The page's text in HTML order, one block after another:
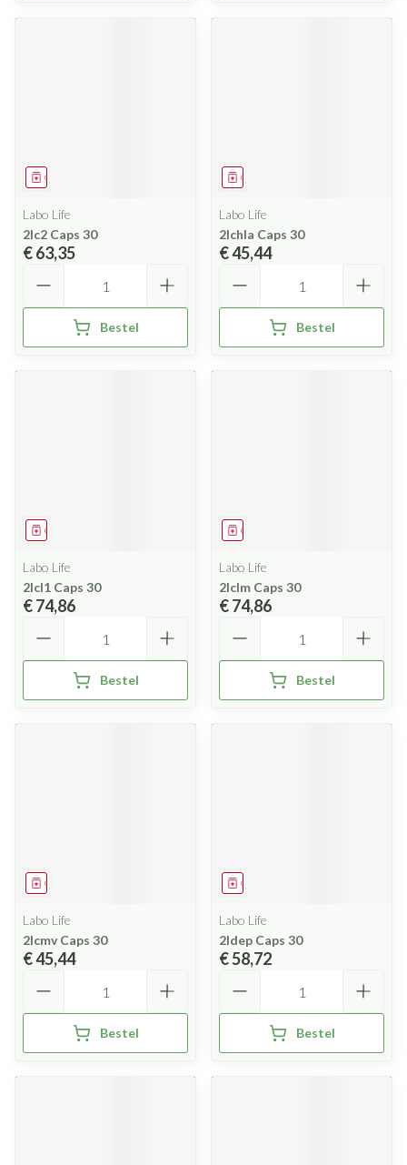
Geneesmiddel
Labo Life
2lc2 Caps 30
€ 63,35
Bestel
Geneesmiddel
Labo Life
2lchla Caps 30
€ 45,44
Bestel
Geneesmiddel
Labo Life
2lcl1 Caps 30
€ 74,86
Bestel
Geneesmiddel
Labo Life
2lclm Caps 30
€ 74,86
Bestel
Geneesmiddel
Labo Life
2lcmv Caps 30
€ 45,44
Bestel
Geneesmiddel
Labo Life
2ldep Caps 30
€ 58,72
Bestel